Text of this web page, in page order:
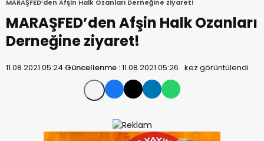
MARAŞFED’den Afşin Halk Ozanları Derneğine ziyaret!
MARAŞFED’den Afşin Halk Ozanları
Derneğine ziyaret!
11.08.2021 05:24 Güncellenme :11.08.2021 05:26 kez görüntülendi